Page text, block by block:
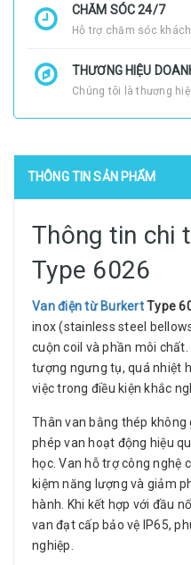
CHĂM SÓC 24/7
Hỗ trợ chăm sóc
THƯƠNG HIỆU
Chúng tôi là thương
THÔNG TIN SẢN PHẨM
Thông tin chi
Type 6026
Van điện từ BurkertType
inox (stainless steel
cuộn coil và phần môi
tượng ngưng tụ, quá nhiệt
việc trong điều kiện khắc
Thân van bằng thép không
phép van hoạt động hiệu
học. Van hỗ trợ công nghệ
kiệm năng lượng và giảm
hành. Khi kết hợp với đầu
van đạt cấp bảo vệ IP65,
nghiệp.